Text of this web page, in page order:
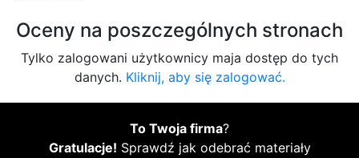
Oceny na poszczególnych stronach
Tylko zalogowani użytkownicy maja dostęp do tych
danych. Kliknij, aby się zalogować.
To Twoja firma?
Gratulacje! Sprawdź jak odebrać materiały